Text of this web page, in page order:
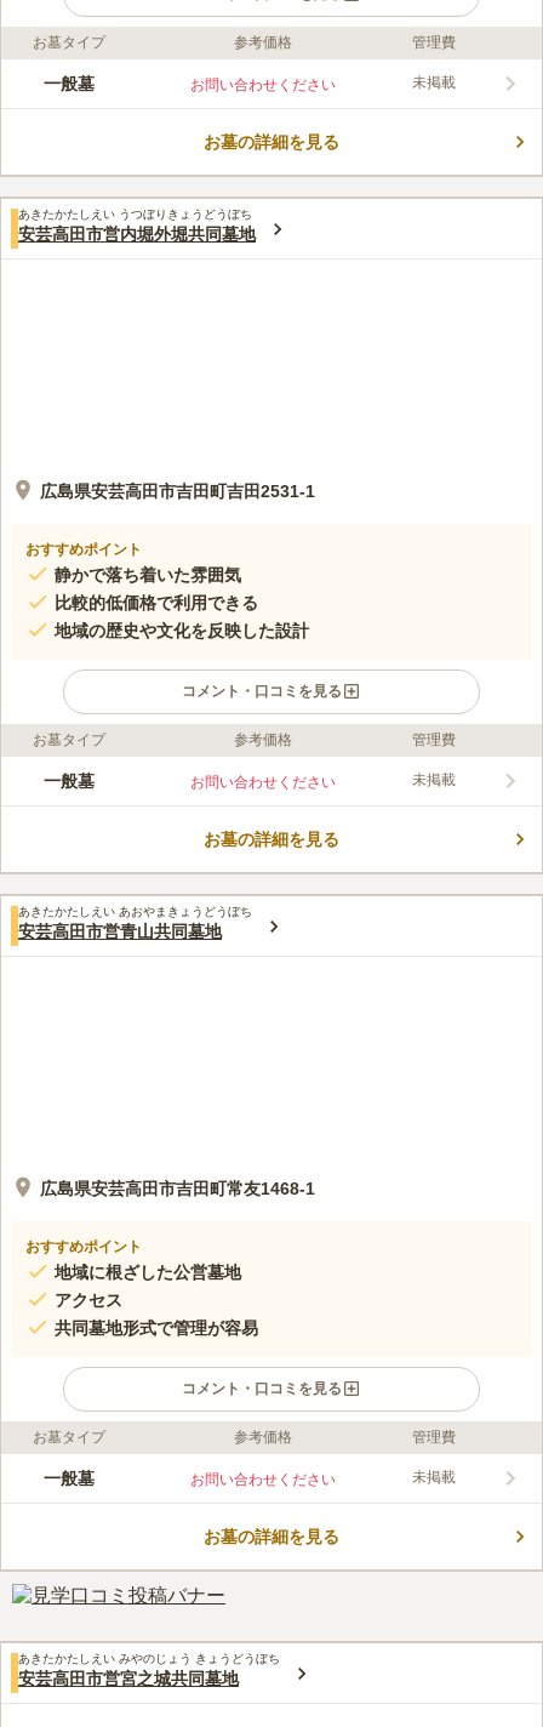
口コミ評価
この霊園はまだ誰からも評価されていません。
お墓タイプ 参考価格 管理費
一般墓 お問い合わせください 未掲載
お墓の詳細を見る
あきたかたしえい うつぼりきょうどうぼち
安芸高田市営内堀外堀共同墓地
広島県安芸高田市吉田町吉田2531-1
おすすめポイント
静かで落ち着いた雰囲気
比較的低価格で利用できる
地域の歴史や文化を反映した設計
コメント・口コミを見る
口コミ評価
この霊園はまだ誰からも評価されていません。
お墓タイプ 参考価格 管理費
一般墓 お問い合わせください 未掲載
お墓の詳細を見る
あきたかたしえい あおやまきょうどうぼち
安芸高田市営青山共同墓地
広島県安芸高田市吉田町常友1468-1
おすすめポイント
地域に根ざした公営墓地
アクセス
共同墓地形式で管理が容易
コメント・口コミを見る
口コミ評価
この霊園はまだ誰からも評価されていません。
お墓タイプ 参考価格 管理費
一般墓 お問い合わせください 未掲載
お墓の詳細を見る
あきたかたしえい みやのじょう きょうどうぼち
安芸高田市営宮之城共同墓地